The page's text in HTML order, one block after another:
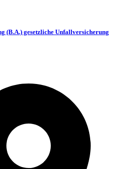
(B.A.) gesetzliche Unfallversicherung